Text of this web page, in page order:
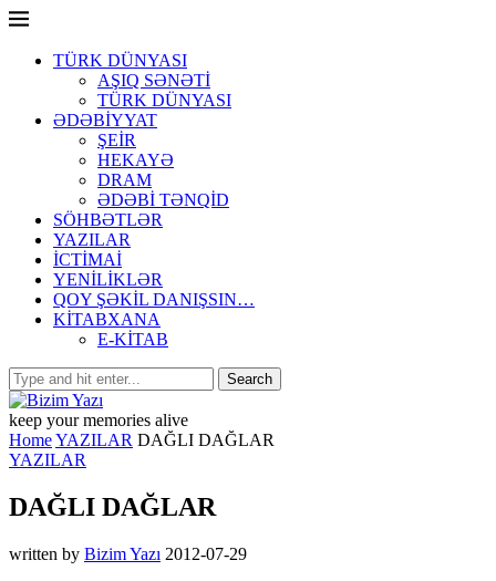
TÜRK DÜNYASI
AŞIQ SƏNƏTİ
TÜRK DÜNYASI
ƏDƏBİYYAT
ŞEİR
HEKAYƏ
DRAM
ƏDƏBİ TƏNQİD
SÖHBƏTLƏR
YAZILAR
İCTİMAİ
YENİLİKLƏR
QOY ŞƏKİL DANIŞSIN…
KİTABXANA
E-KİTAB
keep your memories alive
HomeYAZILAR DAĞLI DAĞLAR
YAZILAR
DAĞLI DAĞLAR
written by Bizim Yazı 2012-07-29